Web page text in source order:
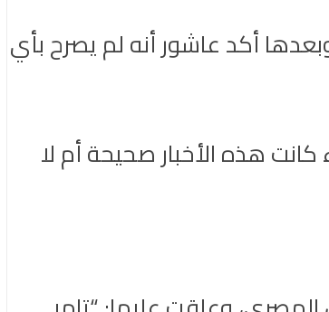
أكد عاشور أنه لم يصرح بأي
هذه الأخبار صحيحة أم لا